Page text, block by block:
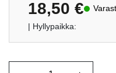
18,50 €
| Hyllypaikka: